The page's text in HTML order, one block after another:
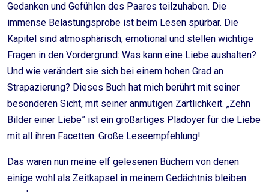
Gedanken und Gefühlen des Paares teilzuhaben. Die
immense Belastungsprobe ist beim Lesen spürbar. Die
Kapitel sind atmosphärisch, emotional und stellen wichtige
Fragen in den Vordergrund: Was kann eine Liebe aushalten?
Und wie verändert sie sich bei einem hohen Grad an
Strapazierung? Dieses Buch hat mich berührt mit seiner
besonderen Sicht, mit seiner anmutigen Zärtlichkeit. „Zehn
Bilder einer Liebe” ist ein großartiges Plädoyer für die Liebe
mit all ihren Facetten. Große Leseempfehlung!
Das waren nun meine elf gelesenen Büchern von denen
einige wohl als Zeitkapsel in meinem Gedächtnis bleiben